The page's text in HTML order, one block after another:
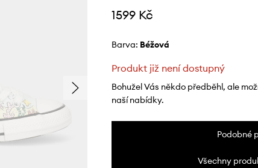
1599 Kč
Barva: béžová
Produkt již není dostupný
Bohužel Vás někdo předběhl, ale
naší nabídky.
Podobné
Všechny